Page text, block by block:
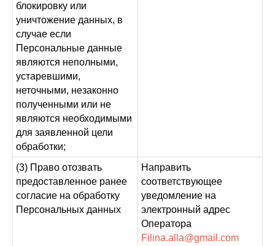
блокировку или
уничтожение данных, в
случае если
Персональные данные
являются неполными,
устаревшими,
неточными, незаконно
полученными или не
являются необходимыми
для заявленной цели
обработки;
(3) Право отозвать
предоставленное ранее
согласие на обработку
Персональных данных
Направить
соответствующее
уведомление на
электронный адрес
Оператора
Filina.alla@gmail.com